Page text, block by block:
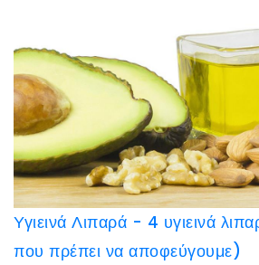
Υγιεινά Λιπαρά - 4 υγιεινά
που πρέπει να αποφεύγουμε)